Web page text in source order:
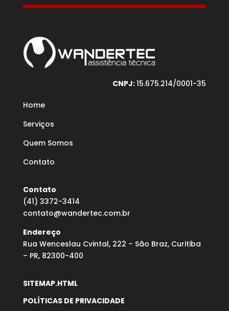
CNPJ:15.675.214/0001-35
Home
Serviços
Quem Somos
Contato
Contato
(41) 3372-3414
contato@wandertec.com.br
Endereço
Rua Wenceslau Cvintal, 222 – São Braz, Curitiba
– PR, 82300-400
SITEMAP.HTML
POLÍTICAS DE PRIVACIDADE